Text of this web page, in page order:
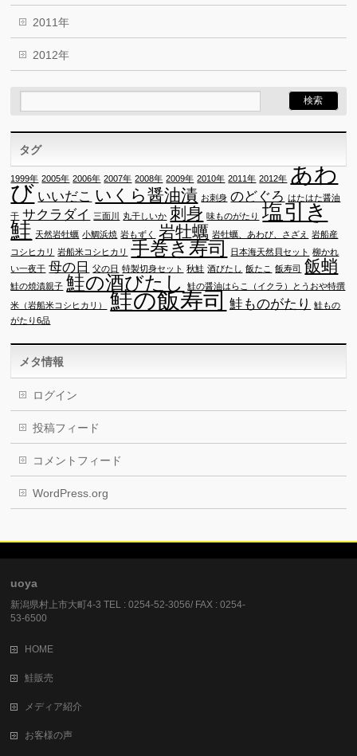
2011年
2012年
タグ
1999年 2005年 2006年 2007年 2008年 2009年 2010年 2011年 2012年 あわ
び いいだこ いくら醤油漬 お刺身 のどぐろ はたはた醤油
干 サクラダイ 三面川 丸干しいか 刺身 味ものがたり 塩引き
鮭 天然岩牡蠣 小鯛浜焼 岩もずく 岩牡蠣 岩牡蠣、あわび、さざえ
岩船産
コシヒカリ
岩船米コシヒカリ 手巻き寿司 日本海天然貝セット 柳かれ
い一夜干 母の日 父の日 特製切身セット 秋鮭 酒びたし 飯たこ 飯寿司 飯蛸
鮭の焼漬親子 鮭の酒びたし
鮭の醤油はらこ（イクラ）とうおや特撰
米（岩船米コシヒカリ）
鮭の飯寿司 鮭ものがたり
鮭もの
がたり6品
メタ情報
ログイン
投稿フィード
コメントフィード
WordPress.org
uoya
新潟県村上市大町4-3 TEL : 0254-52-3056/ FAX : 0254-
53-6500
HOME
鮭販売
メディア紹介
お客様の声